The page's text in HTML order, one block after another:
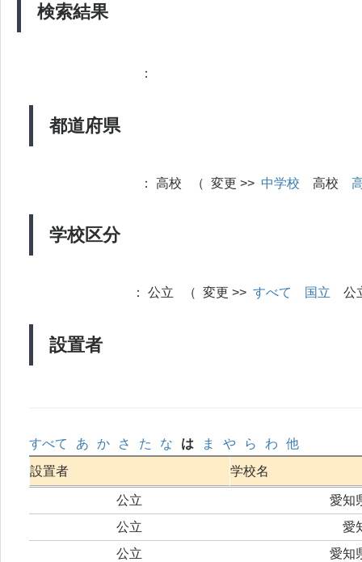
検索結果
都道府県
：
学校区分
： 高校 （ 変更 >> 中学校 高校
設置者
： 公立 （ 変更 >> すべて 国立
すべて あ か さ た な は ま や ら わ
他
設置者
学校名
公立
愛知
公立
愛
公立
愛知